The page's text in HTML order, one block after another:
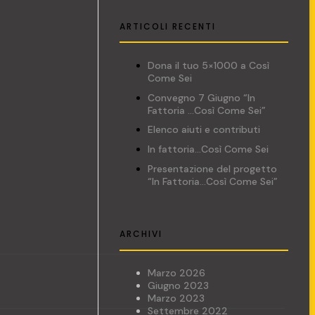
ARTICOLI RECENTI
Dona il tuo 5×1000 a Così
Come Sei
Convegno 7 Giugno “In
Fattoria …Così Come Sei”
Elenco aiuti e contributi
In fattoria…Così Come Sei
Presentazione del progetto
“In Fattoria…Così Come Sei”
ARCHIVI
Marzo 2026
Giugno 2023
Marzo 2023
Settembre 2022